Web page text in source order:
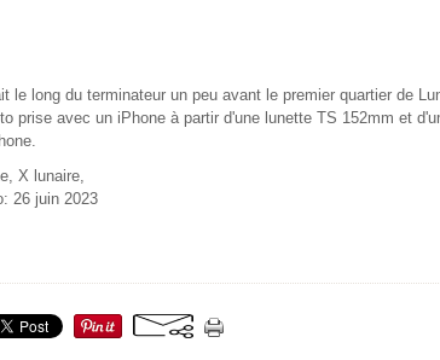
le long du terminateur un peu avant le premier quartier de
prise avec un iPhone à partir d'une lunette TS 152mm et
X lunaire,
26 juin 2023